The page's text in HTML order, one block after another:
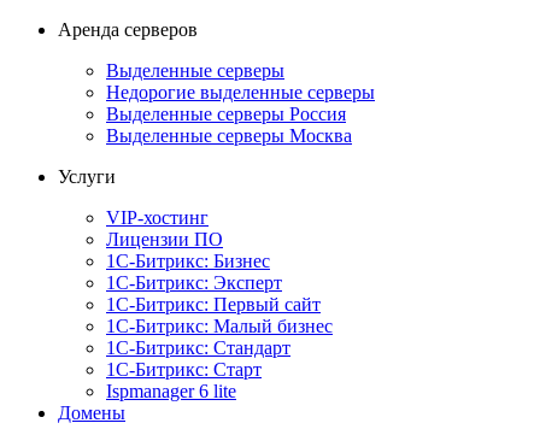
Аренда серверов
Выделенные серверы
Недорогие выделенные серверы
Выделенные серверы Россия
Выделенные серверы Москва
Услуги
VIP-хостинг
Лицензии ПО
1С-Битрикс: Бизнес
1С-Битрикс: Эксперт
1С-Битрикс: Первый сайт
1С-Битрикс: Малый бизнес
1С-Битрикс: Стандарт
1С-Битрикс: Старт
Ispmanager 6 lite
Домены